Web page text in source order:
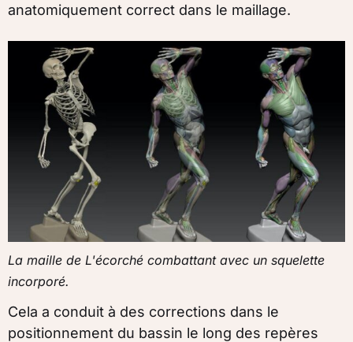
anatomiquement correct dans le maillage.
La maille de L'écorché combattant avec un squelette
incorporé.
Cela a conduit à des corrections dans le
positionnement du bassin le long des repères